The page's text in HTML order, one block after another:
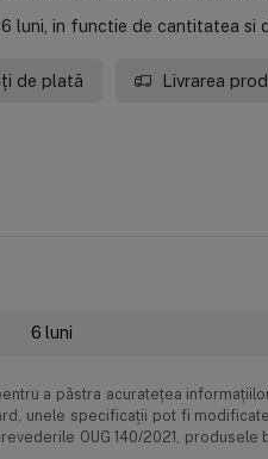
luni, in functie de cantitatea si
de plată Livrarea
6 luni
a păstra acurateţea
unele specificaţii pot fi
OUG 140/2021,